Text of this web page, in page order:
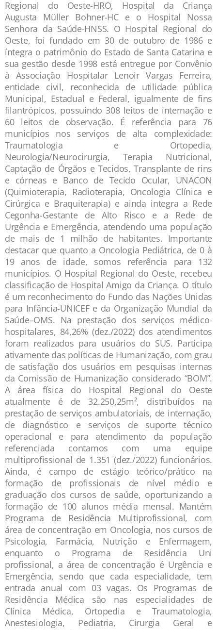
Regional do Oeste-HRO, Hospital da Criança
Augusta Müller Bohner-HC e o Hospital Nossa
Senhora da Saúde-HNSS. O Hospital Regional do
Oeste, foi fundado em 30 de outubro de 1986 e
íntegra o patrimônio do Estado de Santa Catarina e
sua gestão desde 1998 está entregue por Convênio
à Associação Hospitalar Lenoir Vargas Ferreira,
entidade civil, reconhecida de utilidade pública
Municipal, Estadual e Federal, igualmente de fins
filantrópicos, possuindo 308 leitos de internação e
60 leitos de observação. É referência para 76
municípios nos serviços de alta complexidade:
Traumatologia e Ortopedia,
Neurologia/Neurocirurgia, Terapia Nutricional,
Captação de Órgãos e Tecidos, Transplante de rins
e córneas e Banco de Tecido Ocular, UNACON
(Quimioterapia, Radioterapia, Oncologia Clínica e
Cirúrgica e Braquiterapia) e ainda integra a Rede
Cegonha-Gestante de Alto Risco e a Rede de
Urgência e Emergência, atendendo uma população
de mais de 1 milhão de habitantes. Importante
destacar que quanto a Oncologia Pediátrica, de 0 à
19 anos de idade, somos referência para 132
municípios. O Hospital Regional do Oeste, recebeu
classificação de Hospital Amigo da Criança. O título
é um reconhecimento do Fundo das Nações Unidas
para Infância-UNICEF e da Organização Mundial da
Saúde–OMS. Na prestação dos serviços médico-
hospitalares, 84,26% (dez./2022) dos atendimentos
foram realizados para usuários do SUS. Participa
ativamente das políticas de Humanização, com grau
de satisfação dos usuários em pesquisas internas
da Comissão de Humanização considerado “BOM”.
A área física do Hospital Regional do Oeste
atualmente é de 32.250,25m², distribuídos na
prestação de serviços ambulatoriais, de internação,
de diagnóstico e serviços de suporte técnico
operacional e para atendimento da população
referenciada contamos com uma equipe
multiprofissional de 1.351 (dez./2022) funcionários.
Ainda, é campo de estágio teórico/prático na
formação de profissionais de nível médio e
graduação dos cursos de saúde, oportunizando a
formação de 100 alunos média mensal. Mantém
Programa de Residência Multiprofissional, com
área de concentração em Oncologia, nos cursos de
Psicologia, Farmácia, Nutrição e Enfermagem,
enquanto o Programa de Residência Uni
profissional, a área de concentração é Urgência e
Emergência, sendo que cada especialidade, tem
entrada anual com 03 vagas. Os Programas de
Residência Médica são nas especialidades de
Clínica Médica, Ortopedia e Traumatologia,
Anestesiologia, Pediatria, Cirurgia Geral e